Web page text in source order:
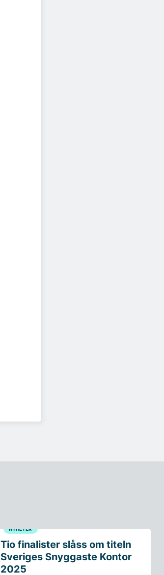
NYHETER
Tio finalister slåss om titeln
Sveriges Snyggaste Kontor
2025